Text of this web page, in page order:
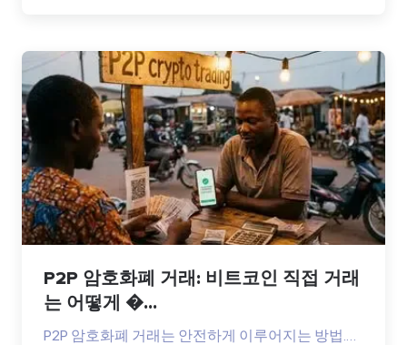
P2P 암호화폐 거래: 비트코인 직접 거래
는 어떻게 �...
P2P 암호화폐 거래는 안전하게 이루어지는 방법.…